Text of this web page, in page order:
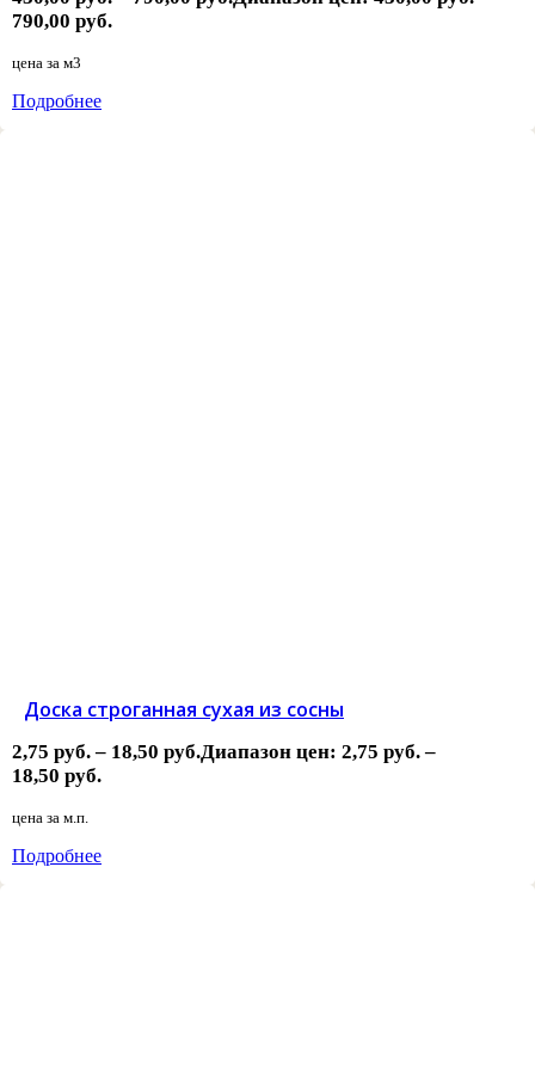
790,00 руб.
цена за м3
Подробнее
Доска строганная сухая из сосны
2,75 руб. – 18,50 руб.Диапазон цен: 2,75 руб. –
18,50 руб.
цена за м.п.
Подробнее